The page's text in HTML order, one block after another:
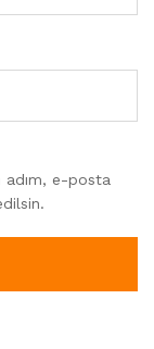
adım, e-posta